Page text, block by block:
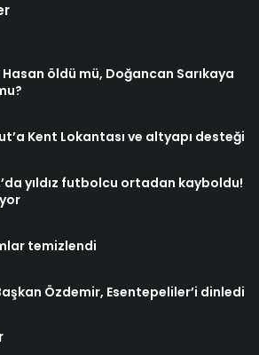
öldü mü, Doğancan Sarıkaya
Kent Lokantası ve altyapı desteği
yıldız futbolcu ortadan kayboldu!
temizlendi
Özdemir, Esentepeliler’i dinledi